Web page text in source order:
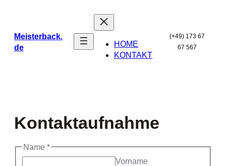
Meisterback.
de
HOME
KONTAKT
(+49) 173 67
67 567
Kontaktaufnahme
Name*
Vorname